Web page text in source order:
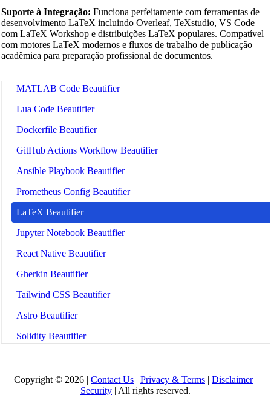
Haskell Code Beautifier
Elixir Code Beautifier
R Code Beautifier
MATLAB Code Beautifier
Lua Code Beautifier
Dockerfile Beautifier
GitHub Actions Workflow Beautifier
Ansible Playbook Beautifier
Prometheus Config Beautifier
LaTeX Beautifier
Jupyter Notebook Beautifier
React Native Beautifier
Gherkin Beautifier
Tailwind CSS Beautifier
Astro Beautifier
Solidity Beautifier
Suporte à Integração: Funciona perfeitamente com ferramentas de
desenvolvimento LaTeX incluindo Overleaf, TeXstudio, VS Code
com LaTeX Workshop e distribuições LaTeX populares. Compatível
com motores LaTeX modernos e fluxos de trabalho de publicação
acadêmica para preparação profissional de documentos.
Copyright © 2026 | Contact Us | Privacy & Terms | Disclaimer|
Security | All rights reserved.